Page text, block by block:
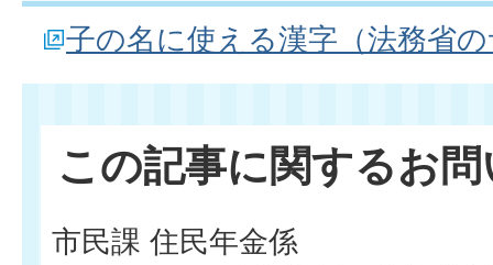
子の名に使える漢字（法務省
この記事に関するお
市民課 住民年金係